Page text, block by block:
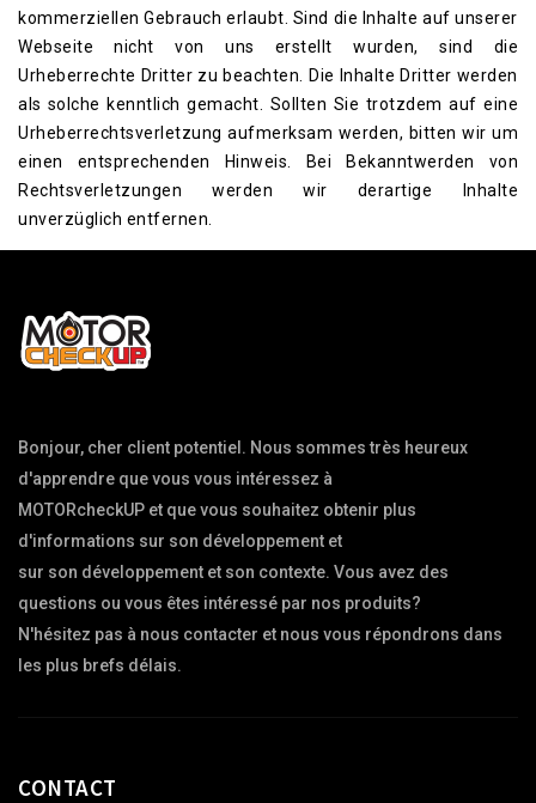
kommerziellen Gebrauch erlaubt. Sind die Inhalte auf unserer
Webseite nicht von uns erstellt wurden, sind die
Urheberrechte Dritter zu beachten. Die Inhalte Dritter werden
als solche kenntlich gemacht. Sollten Sie trotzdem auf eine
Urheberrechtsverletzung aufmerksam werden, bitten wir um
einen entsprechenden Hinweis. Bei Bekanntwerden von
Rechtsverletzungen werden wir derartige Inhalte
unverzüglich entfernen.
Bonjour, cher client potentiel. Nous sommes très heureux
d'apprendre que vous vous intéressez à
MOTORcheckUP et que vous souhaitez obtenir plus
d'informations sur son développement et
sur son développement et son contexte. Vous avez des
questions ou vous êtes intéressé par nos produits?
N'hésitez pas à nous contacter et nous vous répondrons dans
CONTACT